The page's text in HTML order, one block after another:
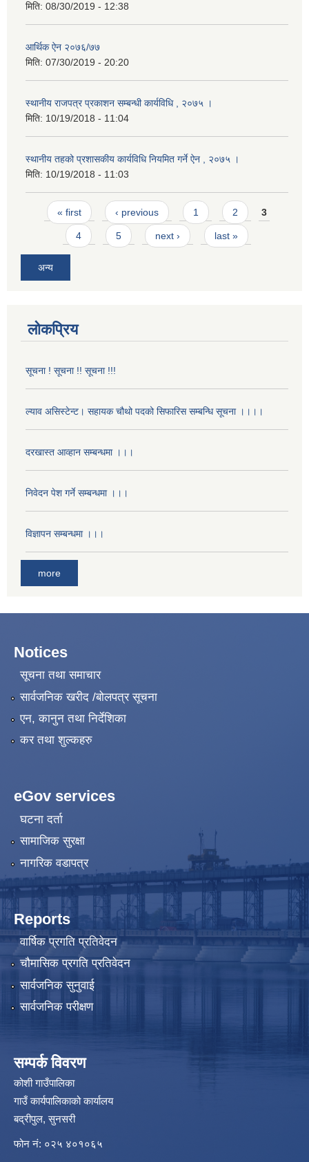
मिति: 08/30/2019 - 12:38
आर्थिक ऐन २०७६/७७
मिति: 07/30/2019 - 20:20
स्थानीय राजपत्र प्रकाशन सम्बन्धी कार्यविधि , २०७५ ।
मिति: 10/19/2018 - 11:04
स्थानीय तहको प्रशासकीय कार्यविधि नियमित गर्ने ऐन , २०७५ ।
मिति: 10/19/2018 - 11:03
Pages
« first ‹ previous 1 2 3
4 5 next › last »
अन्य
लोकप्रिय
सूचना ! सूचना !! सूचना !!!
ल्याव असिस्टेन्ट। सहायक चौथो पदको सिफारिस सम्बन्धि सूचना ।।।।
दरखास्त आव्हान सम्बन्धमा ।।।
निवेदन पेश गर्ने सम्बन्धमा ।।।
विज्ञापन सम्बन्धमा ।।।
more
Notices
सूचना तथा समाचार
सार्वजनिक खरीद /बोलपत्र सूचना
एन, कानुन तथा निर्देशिका
कर तथा शुल्कहरु
eGov services
घटना दर्ता
सामाजिक सुरक्षा
नागरिक वडापत्र
Reports
वार्षिक प्रगति प्रतिवेदन
चौमासिक प्रगति प्रतिवेदन
सार्वजनिक सुनुवाई
सार्वजनिक परीक्षण
सम्पर्क विवरण
कोशी गाउँपालिका
गाउँ कार्यपालिकाको कार्यालय
बद्रीपुल, सुनसरी
फोन नं: ०२५ ४०१०६५